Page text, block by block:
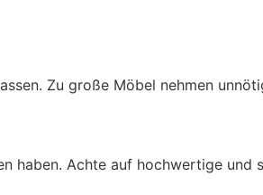
Zu große Möbel nehmen
haben. Achte auf hochwertige und